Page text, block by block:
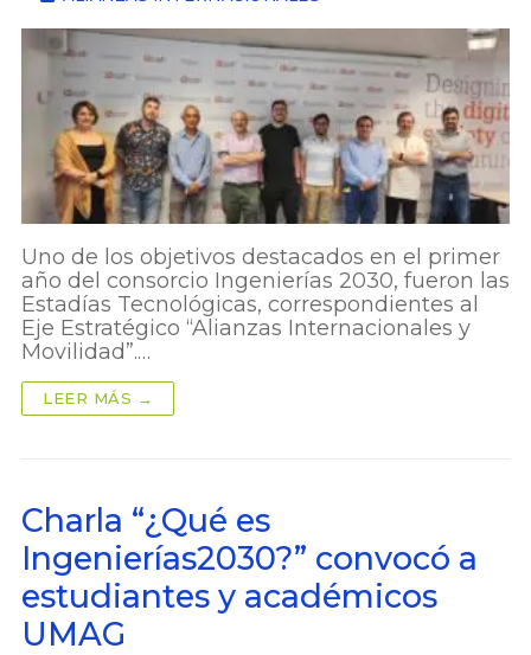
Uno de los objetivos destacados en el primer
año del consorcio Ingenierías 2030, fueron las
Estadías Tecnológicas, correspondientes al
Eje Estratégico “Alianzas Internacionales y
Movilidad”.…
LEER MÁS →
Charla “¿Qué es
Ingenierías2030?” convocó a
estudiantes y académicos
UMAG